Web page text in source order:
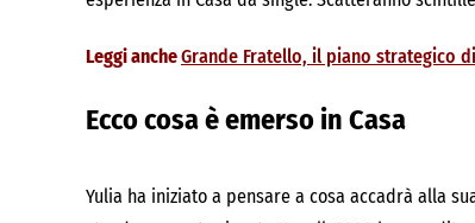
Leggi ancheGrande Fratello, il piano strategico
Ecco cosa è emerso in Casa
Yulia ha iniziato a pensare a cosa accadrà alla